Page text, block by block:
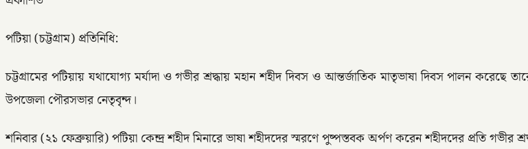
পটিয়া (চট্টগ্রাম) প্রতিনিধি:
চট্টগ্রামের পটিয়ায় যথাযোগ্য মর্যাদা ও গভীর শ্রদ্ধায় মহান শহীদ দিবস ও আন্তর্জাতিক মাতৃভাষা দিবস পালন করেছে
উপজেলা পৌরসভার নেতৃবৃন্দ।
শনিবার (২১ ফেব্রুয়ারি) পটিয়া কেন্দ্র শহীদ মিনারে ভাষা শহীদদের স্মরণে পুষ্পস্তবক অর্পণ করেন শহীদদের প্রতি গভীর